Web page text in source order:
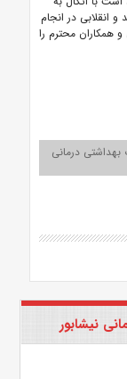
انقلابی در انجام
همکاران محترم را
درمانی
نیشابور